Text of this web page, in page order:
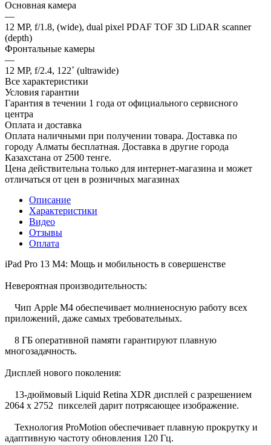
Основная камера
—
12 MP, f/1.8, (wide), dual pixel PDAF TOF 3D LiDAR scanner
(depth)
Фронтальные камеры
—
12 MP, f/2.4, 122˚ (ultrawide)
Все характеристики
Условия гарантии
Гарантия в течении 1 года от официального сервисного
центра
Оплата и доставка
Оплата наличными при получении товара. Доставка по
городу Алматы бесплатная. Доставка в другие города
Казахстана от 2500 тенге.
Цена действительна только для интернет-магазина и может
отличаться от цен в розничных магазинах
Описание
Характеристики
Видео
Отзывы
Оплата
iPad Pro 13 M4: Мощь и мобильность в совершенстве
Невероятная производительность:
Чип Apple M4 обеспечивает молниеносную работу всех
приложений, даже самых требовательных.
8 ГБ оперативной памяти гарантируют плавную
многозадачность.
Дисплей нового поколения:
13-дюймовый Liquid Retina XDR дисплей с разрешением
2064 x 2752 пикселей дарит потрясающее изображение.
Технология ProMotion обеспечивает плавную прокрутку и
адаптивную частоту обновления 120 Гц.